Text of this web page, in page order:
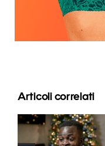
Articoli correlati
Come
nascondere i